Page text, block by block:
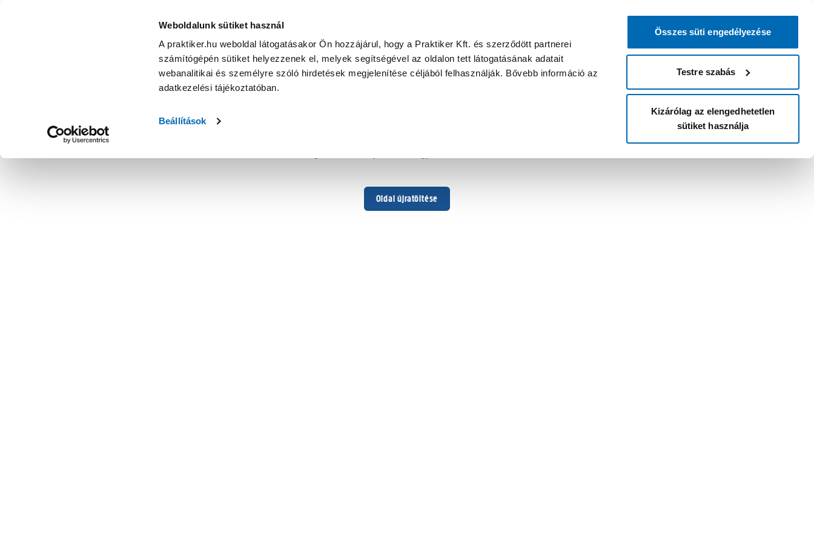
Weboldalunk sütiket használ
A praktiker.hu weboldal látogatásakor Ön hozzájárul, hogy a Praktiker Kft. és szerződött partnerei
számítógépén sütiket helyezzenek el, melyek segítségével az oldalon tett látogatásának adatait
webanalitikai és személyre szóló hirdetések megjelenítése céljából felhasználják. Bővebb információ az
adatkezelési tájékoztatóban.
Beállítások
Összes süti engedélyezése
Testre szabás
Kizárólag az elengedhetetlen
sütiket használja
Oldal újratöltése